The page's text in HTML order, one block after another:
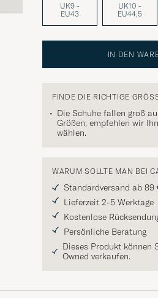
UK9 -
EU43
UK10 -
EU44,5
IN DEN
FINDE DIE RICHTIGE
Die Schuhe fallen groß
Größen, empfehlen wir
wählen.
WARUM SOLLTE MAN BEI
Standardversand ab 89
Lieferzeit 2-5 Werktage
Kostenlose
Persönliche Beratung
Dieses Produkt können
Owned verkaufen.